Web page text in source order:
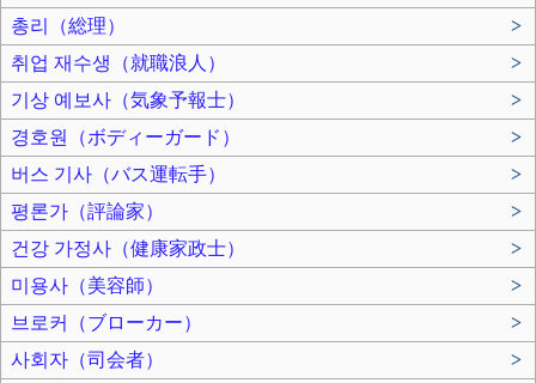
총리（総理）
>
취업 재수생（就職浪人）
>
기상 예보사（気象予報士）
>
경호원（ボディーガード）
>
버스 기사（バス運転手）
>
평론가（評論家）
>
건강 가정사（健康家政士）
>
미용사（美容師）
>
브로커（ブローカー）
>
사회자（司会者）
>